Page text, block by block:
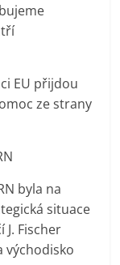
EU přijdou
ze strany
byla na
situace
Fischer
východisko